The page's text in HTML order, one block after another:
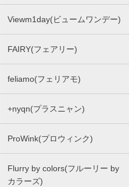
Viewm1day(ビュームワンデー)
FAIRY(フェアリー)
feliamo(フェリアモ)
+nyqn(プラスニャン)
ProWink(プロウィンク)
Flurry by colors(フルーリー by
カラーズ)